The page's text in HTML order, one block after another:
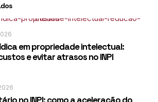
em propriedade intelectual:
e evitar atrasos no INPI